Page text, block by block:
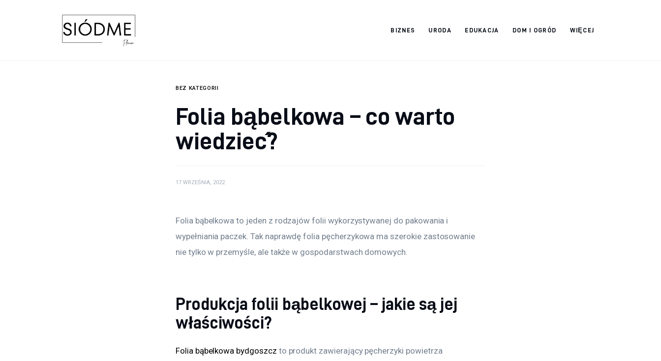
BIZNES URODA EDUKACJA DOM I OGRÓD WIĘCEJ
BEZ KATEGORII
Folia bąbelkowa – co warto
wiedzieć?
17 WRZEŚNIA, 2022
Folia bąbelkowa to jeden z rodzajów folii wykorzystywanej do pakowania i
wypełniania paczek. Tak naprawdę folia pęcherzykowa ma szerokie zastosowanie
nie tylko w przemyśle, ale także w gospodarstwach domowych.
Produkcja folii bąbelkowej – jakie są jej
właściwości?
Folia bąbelkowa bydgoszcz to produkt zawierający pęcherzyki powietrza